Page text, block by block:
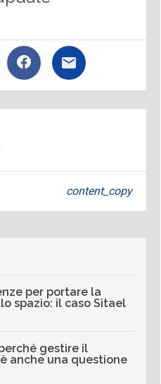
content_copy
per portare la
spazio: il caso Sitael
gestire il
anche una questione